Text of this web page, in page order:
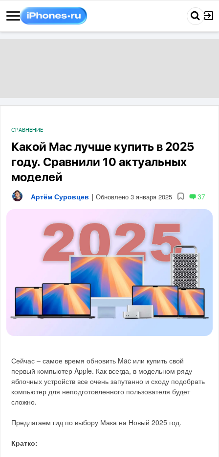
СРАВНЕНИЕ
Какой Mac лучше купить в 2025
году. Сравнили 10 актуальных
моделей
Артём Суровцев | Обновлено 3 января 2025 37
Сейчас – самое время обновить Mac или купить свой
первый компьютер Apple. Как всегда, в модельном ряду
яблочных устройств все очень запутанно и сходу подобрать
компьютер для неподготовленного пользователя будет
сложно.
Предлагаем гид по выбору Мака на Новый 2025 год.
Кратко: